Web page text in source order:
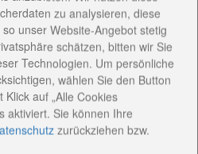
insgesamt 24
und
sind nun in
Klaus Scholtissek,
der
Bad Lobenstein, in der
zu analysieren, diese
unser Website-Angebot stetig
schätzen, bitten wir Sie
Technologien. Um persönliche
wählen Sie den Button
Klick auf „Alle Cookies
aktiviert. Sie können Ihre
zurückziehen bzw.